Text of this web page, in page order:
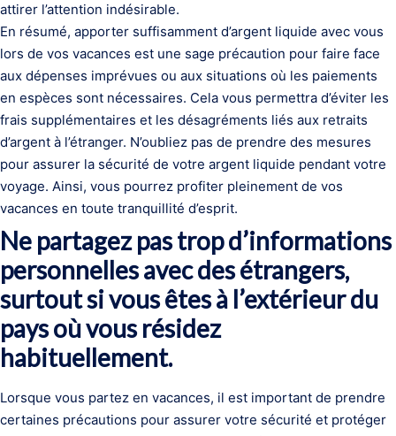
attirer l’attention indésirable.
En résumé, apporter suffisamment d’argent liquide avec vous
lors de vos vacances est une sage précaution pour faire face
aux dépenses imprévues ou aux situations où les paiements
en espèces sont nécessaires. Cela vous permettra d’éviter les
frais supplémentaires et les désagréments liés aux retraits
d’argent à l’étranger. N’oubliez pas de prendre des mesures
pour assurer la sécurité de votre argent liquide pendant votre
voyage. Ainsi, vous pourrez profiter pleinement de vos
vacances en toute tranquillité d’esprit.
Ne partagez pas trop d’informations
personnelles avec des étrangers,
surtout si vous êtes à l’extérieur du
pays où vous résidez
habituellement.
Lorsque vous partez en vacances, il est important de prendre
certaines précautions pour assurer votre sécurité et protéger